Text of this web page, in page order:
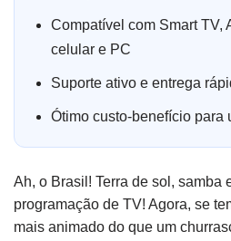
Compatível com Smart TV,
celular e PC
Suporte ativo e entrega
Ótimo custo-benefício para
Ah, o Brasil! Terra de sol, samba
programação de TV! Agora, se
mais animado do que um